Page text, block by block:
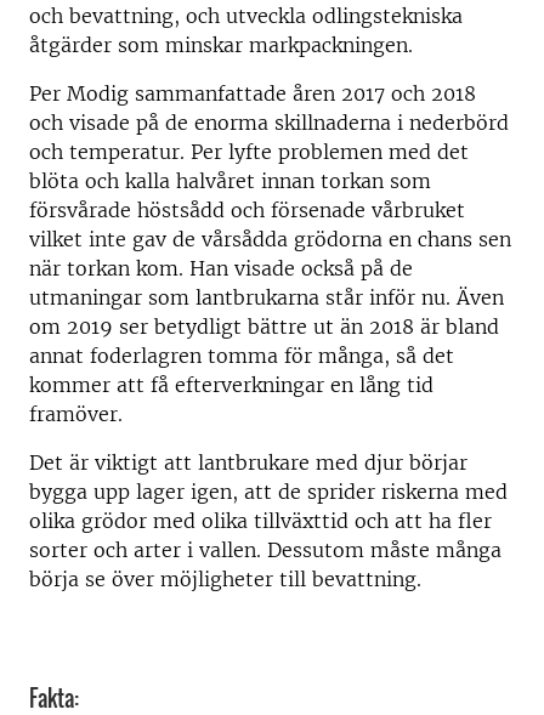
och bevattning, och utveckla odlingstekniska
åtgärder som minskar markpackningen.
Per Modig sammanfattade åren 2017 och 2018
och visade på de enorma skillnaderna i nederbörd
och temperatur. Per lyfte problemen med det
blöta och kalla halvåret innan torkan som
försvårade höstsådd och försenade vårbruket
vilket inte gav de vårsådda grödorna en chans sen
när torkan kom. Han visade också på de
utmaningar som lantbrukarna står inför nu. Även
om 2019 ser betydligt bättre ut än 2018 är bland
annat foderlagren tomma för många, så det
kommer att få efterverkningar en lång tid
framöver.
Det är viktigt att lantbrukare med djur börjar
bygga upp lager igen, att de sprider riskerna med
olika grödor med olika tillväxttid och att ha fler
sorter och arter i vallen. Dessutom måste många
börja se över möjligheter till bevattning.
Fakta: